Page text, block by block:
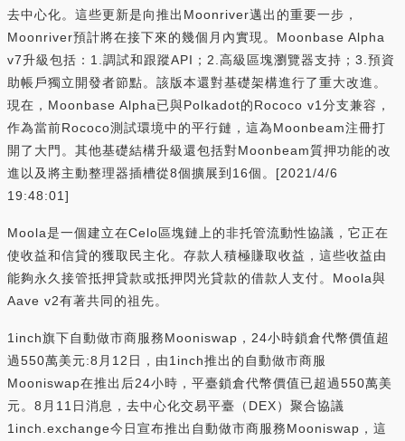
去中心化。這些更新是向推出Moonriver邁出的重要一步，
Moonriver預計將在接下來的幾個月內實現。Moonbase Alpha
v7升級包括：1.調試和跟蹤API；2.高級區塊瀏覽器支持；3.預資
助帳戶獨立開發者節點。該版本還對基礎架構進行了重大改進。
現在，Moonbase Alpha已與Polkadot的Rococo v1分支兼容，
作為當前Rococo測試環境中的平行鏈，這為Moonbeam注冊打
開了大門。其他基礎結構升級還包括對Moonbeam質押功能的改
進以及將主動整理器插槽從8個擴展到16個。[2021/4/6
19:48:01]
Moola是一個建立在Celo區塊鏈上的非托管流動性協議，它正在
使收益和信貸的獲取民主化。存款人積極賺取收益，這些收益由
能夠永久接管抵押貸款或抵押閃光貸款的借款人支付。Moola與
Aave v2有著共同的祖先。
1inch旗下自動做市商服務Mooniswap，24小時鎖倉代幣價值超
過550萬美元:8月12日，由1inch推出的自動做市商服
Mooniswap在推出后24小時，平臺鎖倉代幣價值已超過550萬美
元。8月11日消息，去中心化交易平臺（DEX）聚合協議
1inch.exchange今日宣布推出自動做市商服務Mooniswap，這